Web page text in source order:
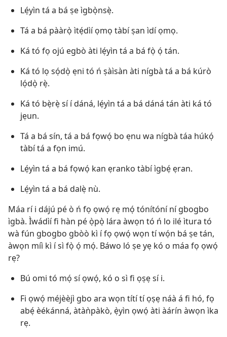
Lẹ́yìn tá a bá ṣe ìgbọ̀nsẹ̀.
Tá a bá pààrọ̀ ìtẹ́dìí ọmọ tàbí ṣan ìdí ọmọ.
Ká tó fọ ojú egbò àti lẹ́yìn tá a bá fọ̀ ọ́ tán.
Ká tó lọ sọ́dọ̀ ẹni tó ń ṣàìsàn àti nígbà tá a bá kúrò
lọ́dọ̀ rẹ̀.
Ká tó bẹ̀rẹ̀ sí í dáná, lẹ́yìn tá a bá dáná tán àti ká tó
jẹun.
Tá a bá sín, tá a bá fọwọ́ bo ẹnu wa nígbà táa húkọ́
tàbí tá a fọn imú.
Lẹ́yìn tá a bá fọwọ́ kan ẹranko tàbí ìgbẹ́ ẹran.
Lẹ́yìn tá a bá dalẹ̀ nù.
Máa rí i dájú pé ò ń fọ ọwọ́ rẹ mọ́ tónítóní ní gbogbo
ìgbà. Ìwádìí fi hàn pé ọ̀pọ̀ lára àwọn tó ń lo ilé ìtura tó
wà fún gbogbo gbòò kì í fọ ọwọ́ wọn tí wọ́n bá ṣe tán,
àwọn míì kì í sì fọ̀ ọ́ mọ́. Báwo ló ṣe yẹ kó o máa fọ ọwọ́
rẹ?
Bú omi tó mọ́ sí ọwọ́, kó o sì fi ọṣẹ sí i.
Fi ọwọ́ méjèèjì gbo ara wọn títí tí ọṣẹ náà á fi hó, fọ
abẹ́ èékánná, àtàǹpàkò, ẹ̀yìn ọwọ́ àti àárín àwọn ìka
rẹ.